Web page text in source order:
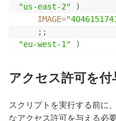
"us-east-2"
)
IMAGE=
; ;
"eu-west-1"
)
*)
exit 1 ;
アクセス許可を付
スクリプトを実行する前に
なアクセス許可を与える必